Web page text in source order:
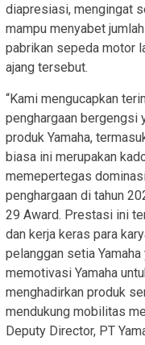
diapresiasi, mengingat
mampu menyabet
pabrikan sepeda motor
ajang tersebut.
“Kami mengucapkan
penghargaan bergengsi
produk Yamaha,
biasa ini merupakan
memepertegas
penghargaan di tahun
29 Award. Prestasi ini
dan kerja keras para
pelanggan setia
memotivasi Yamaha
menghadirkan produk
mendukung mobilitas
Deputy Director, PT